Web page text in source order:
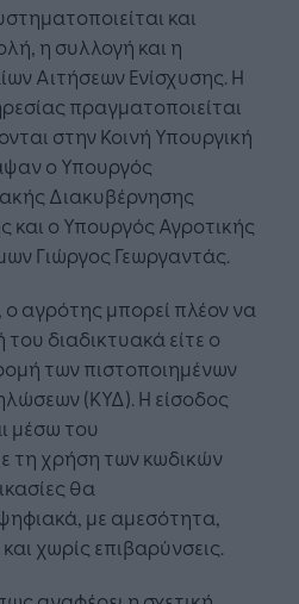
και
η συλλογή και η
Αιτήσεων Ενίσχυσης. Η
πραγματοποιείται
στην Κοινή Υπουργική
ο Υπουργός
Διακυβέρνησης
και ο Υπουργός Αγροτικής
Γιώργος Γεωργαντάς.
ο αγρότης μπορεί πλέον να
διαδικτυακά είτε ο
των πιστοποιημένων
(ΚΥΔ). Η είσοδος
μέσω του
τη χρήση των κωδικών
θα
με αμεσότητα,
χωρίς επιβαρύνσεις.